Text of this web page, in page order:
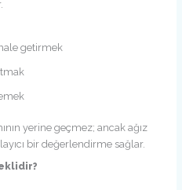
getirmek
yerine geçmez; ancak ağız
bir değerlendirme sağlar.